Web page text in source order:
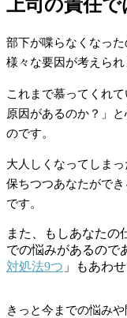
上司の責任で
部下が喋らなくなっ
様々な要因が考えられ
これまで慕ってくれ
原因があるのか？」
のです。
大人しくなってしま
保ちつつあなたがで
です。
また、もしあなたの
での悩みがあるので
対処法9つ 」もあわ
きっと今までの悩み